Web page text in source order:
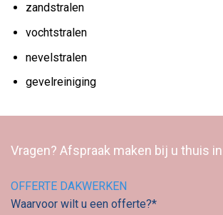
zandstralen
vochtstralen
nevelstralen
gevelreiniging
Vragen? Afspraak maken bij u thuis
OFFERTE DAKWERKEN
Waarvoor wilt u een offerte?*